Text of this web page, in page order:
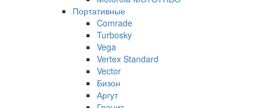
Портативные
Comrade
Turbosky
Vega
Vertex Standard
Vector
Бизон
Аргут